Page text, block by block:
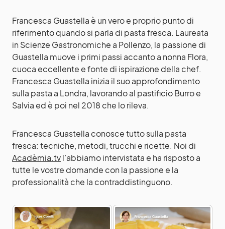
Francesca Guastella è un vero e proprio punto di
riferimento quando si parla di pasta fresca. Laureata
in Scienze Gastronomiche a Pollenzo, la passione di
Guastella muove i primi passi accanto a nonna Flora,
cuoca eccellente e fonte di ispirazione della chef.
Francesca Guastella inizia il suo approfondimento
sulla pasta a Londra, lavorando al pastificio Burro e
Salvia ed è poi nel 2018 che lo rileva.
Francesca Guastella conosce tutto sulla pasta
fresca: tecniche, metodi, trucchi e ricette. Noi di
Acadèmia.tvl’abbiamo intervistata e ha risposto a
tutte le vostre domande con la passione e la
professionalità che la contraddistinguono.